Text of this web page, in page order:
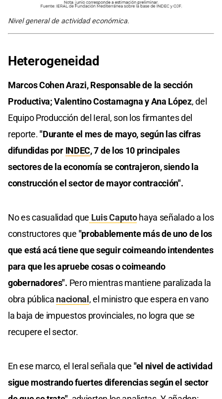
Nivel general de actividad económica.
Heterogeneidad
Marcos Cohen Arazi, Responsable de la sección
Productiva; Valentino Costamagna y Ana López, del
Equipo Producción del Ieral, son los firmantes del
reporte."Durante el mes de mayo, según las cifras
difundidas por INDEC, 7 de los 10 principales
sectores de la economía se contrajeron, siendo la
construcción el sector de mayor contracción".
No es casualidad que Luis Caputohaya señalado a los
constructores que "probablemente más de uno de los
que está acá tiene que seguir coimeando intendentes
para que les apruebe cosas o coimeando
gobernadores". Pero mientras mantiene paralizada la
obra pública nacional, el ministro que espera en vano
la baja de impuestos provinciales, no logra que se
recupere el sector.
En ese marco, el Ieral señala que "el nivel de actividad
sigue mostrando fuertes diferencias según el sector